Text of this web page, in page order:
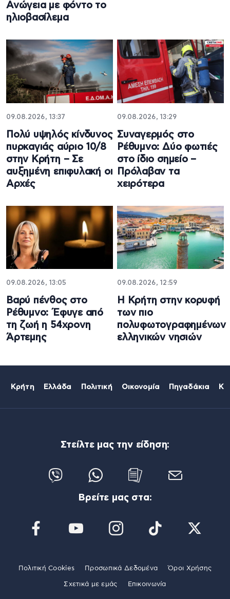
Ανώγεια με φόντο το
ηλιοβασίλεμα
09.08.2026, 13:37
Πολύ υψηλός κίνδυνος
πυρκαγιάς αύριο 10/8
στην Κρήτη – Σε
αυξημένη επιφυλακή οι
Αρχές
09.08.2026, 13:29
Συναγερμός στο
Ρέθυμνο: Δύο φωτιές
στο ίδιο σημείο –
Πρόλαβαν τα
χειρότερα
09.08.2026, 13:05
Βαρύ πένθος στο
Ρέθυμνο: Έφυγε από
τη ζωή η 54χρονη
Άρτεμης
09.08.2026, 12:59
Η Κρήτη στην κορυφή
των πιο
πολυφωτογραφημένων
ελληνικών νησιών
Κρήτη Ελλάδα Πολιτική Οικονομία Πηγαδάκια
Στείλτε μας την είδηση:
Βρείτε μας στα:
Πολιτική Cookies Προσωπικά Δεδομένα Όροι Χρήσης
Σχετικά με εμάς Επικοινωνία